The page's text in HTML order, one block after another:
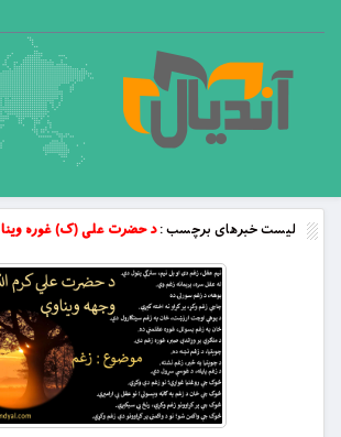
لیست خبرهای برچسب :د حضرت علی (ک) غوره وینا